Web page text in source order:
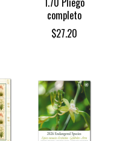
completo
$27.20